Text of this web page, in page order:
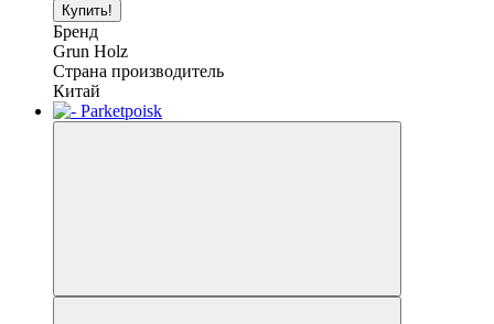
Купить!
Бренд
Grun Holz
Страна производитель
Китай